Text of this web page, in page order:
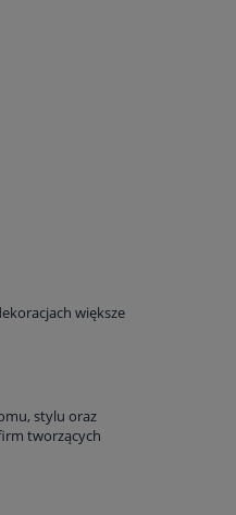
większe
stylu oraz
tworzących